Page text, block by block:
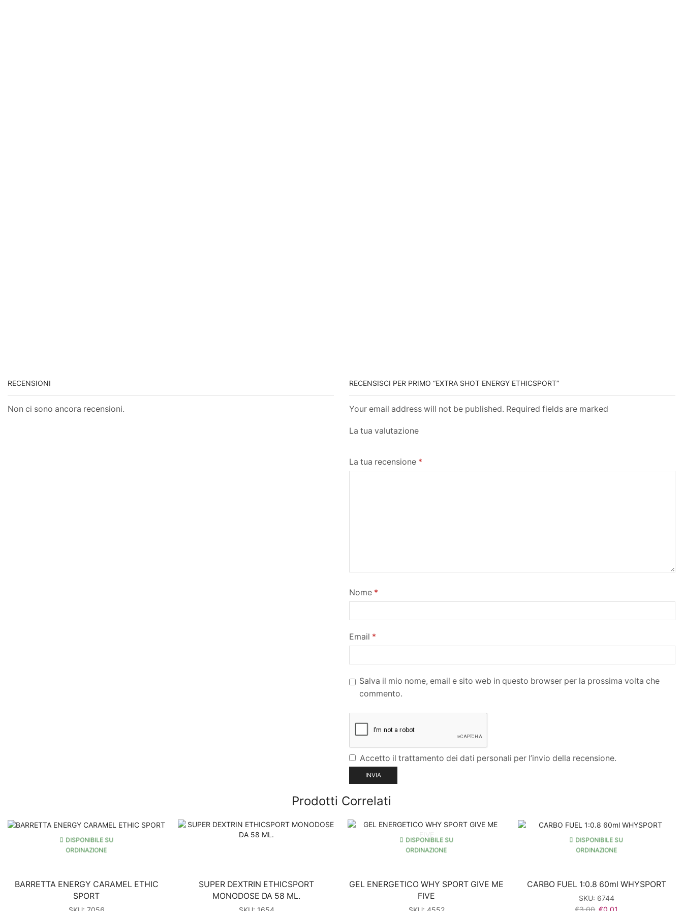
RECENSIONI
Non ci sono ancora recensioni.
RECENSISCI PER PRIMO “EXTRA SHOT ENERGY ETHICSPORT”
Your email address will not be published. Required fields are marked
La tua valutazione
La tua recensione *
Nome *
Email *
Salva il mio nome, email e sito web in questo browser per la prossima volta che
commento.
Accetto il trattamento dei dati personali per l’invio della recensione.
Prodotti Correlati
DISPONIBILE SU
ORDINAZIONE
BARRETTA ENERGY CARAMEL ETHIC
SPORT
SUPER DEXTRIN ETHICSPORT
MONODOSE DA 58 ML.
DISPONIBILE SU
ORDINAZIONE
GEL ENERGETICO WHY SPORT GIVE ME
FIVE
DISPONIBILE SU
ORDINAZIONE
CARBO FUEL 1:0.8 60ml WHYSPORT
SKU: 6744
€3,00 Il€0,01